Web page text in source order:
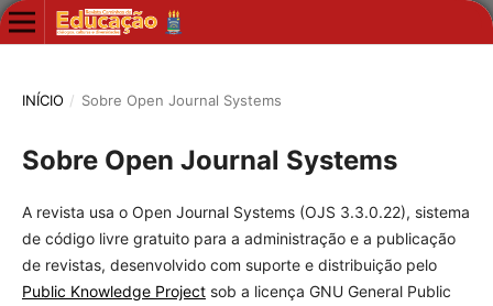
INÍCIO / Sobre Open Journal Systems
Sobre Open Journal Systems
A revista usa o Open Journal Systems (OJS 3.3.0.22), sistema
de código livre gratuito para a administração e a publicação
de revistas, desenvolvido com suporte e distribuição pelo
Public Knowledge Projectsob a licença GNU General Public